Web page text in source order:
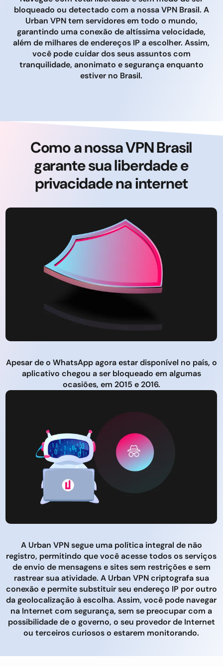
bloqueado ou detectado com a nossa VPN Brasil. A
Urban VPN tem servidores em todo o mundo,
garantindo uma conexão de altíssima velocidade,
além de milhares de endereços IP a escolher. Assim,
você pode cuidar dos seus assuntos com
tranquilidade, anonimato e segurança enquanto
estiver no Brasil.
Como a nossa VPN Brasil
garante sua liberdade e
privacidade na internet
Apesar de o WhatsApp agora estar disponível no país, o
aplicativo chegou a ser bloqueado em algumas
ocasiões, em 2015 e 2016.
A Urban VPN segue uma política integral de não
registro, permitindo que você acesse todos os serviços
de envio de mensagens e sites sem restrições e sem
rastrear sua atividade. A Urban VPN criptografa sua
conexão e permite substituir seu endereço IP por outro
da geolocalização à escolha. Assim, você pode navegar
na Internet com segurança, sem se preocupar com a
possibilidade de o governo, o seu provedor de Internet
ou terceiros curiosos o estarem monitorando.